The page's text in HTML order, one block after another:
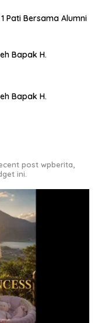
Pati Bersama Alumni
Bapak H.
Bapak H.
post wpberita,
ini.